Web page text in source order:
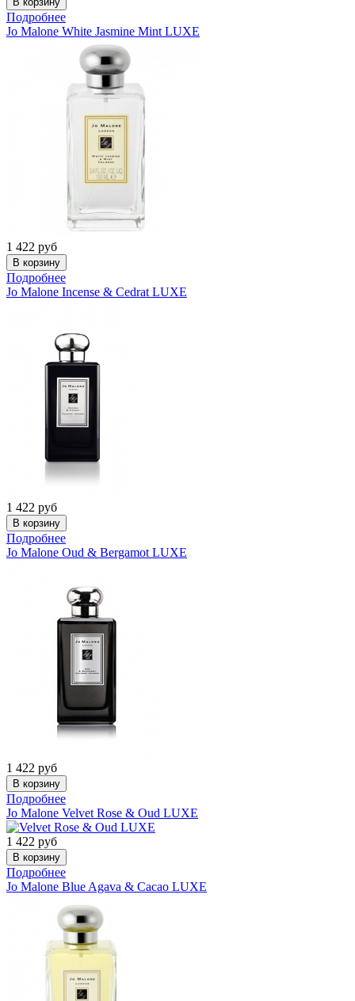
Подробнее
Jo Malone White Jasmine Mint LUXE
1 422 руб
Подробнее
Jo Malone Incense & Cedrat LUXE
1 422 руб
Подробнее
Jo Malone Oud & Bergamot LUXE
1 422 руб
Подробнее
Jo Malone Velvet Rose & Oud LUXE
1 422 руб
Подробнее
Jo Malone Blue Agava & Cacao LUXE